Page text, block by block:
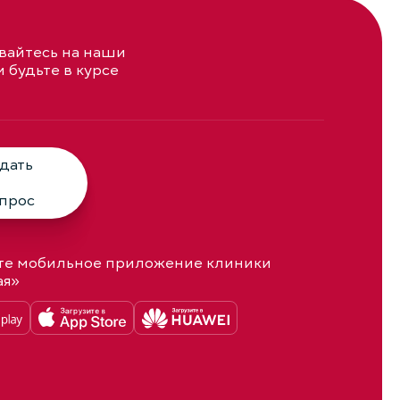
на наши
будьте в курсе
мобильное приложение клиники